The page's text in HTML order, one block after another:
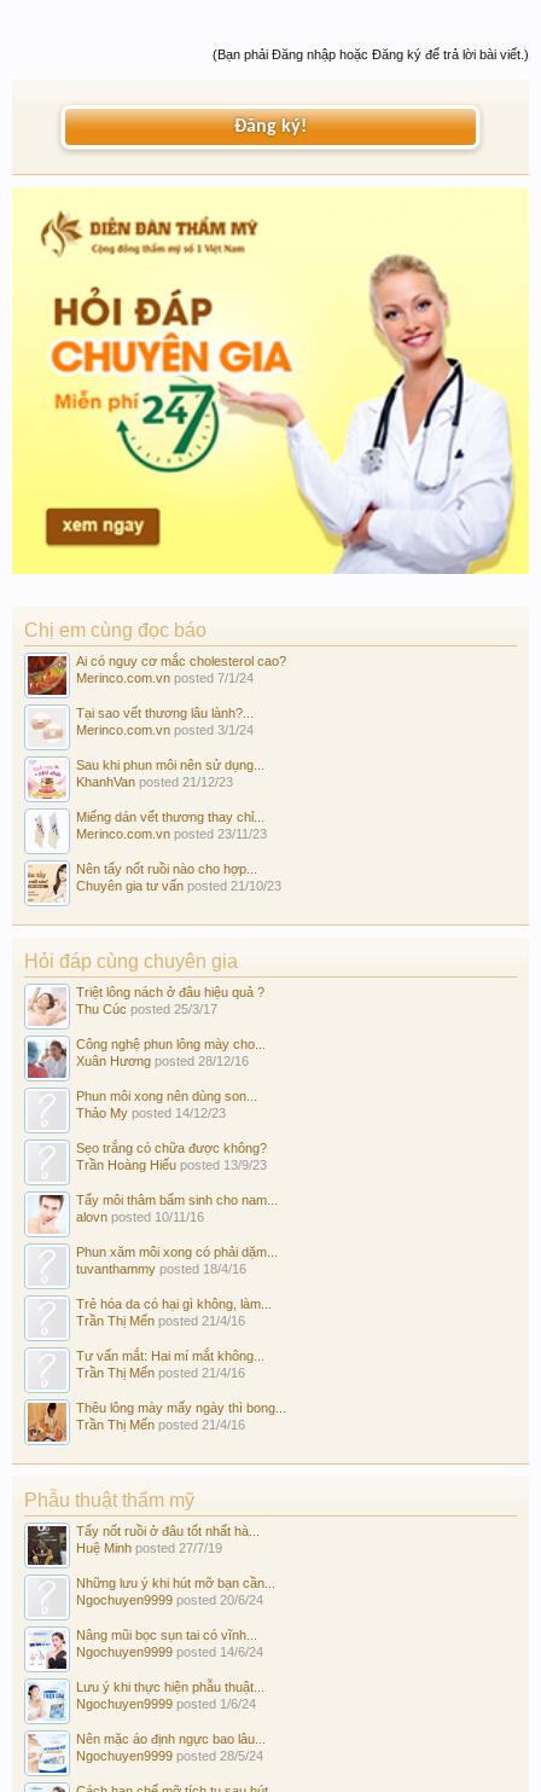
(Bạn phải Đăng nhập hoặc Đăng ký để trả lời bài viết.)
Đăng ký!
Chị em cùng đọc báo
Ai có nguy cơ mắc cholesterol cao?
Merinco.com.vn posted 7/1/24
Tại sao vết thương lâu lành?...
Merinco.com.vn posted 3/1/24
Sau khi phun môi nên sử dụng...
KhanhVan posted 21/12/23
Miếng dán vết thương thay chỉ...
Merinco.com.vn posted 23/11/23
Nên tẩy nốt ruồi nào cho hợp...
Chuyên gia tư vấn posted 21/10/23
Hỏi đáp cùng chuyên gia
Triệt lông nách ở đâu hiệu quả ?
Thu Cúc posted 25/3/17
Công nghệ phun lông mày cho...
Xuân Hương posted 28/12/16
Phun môi xong nên dùng son...
Thảo My posted 14/12/23
Sẹo trắng có chữa được không?
Trần Hoàng Hiếu posted 13/9/23
Tẩy môi thâm bẩm sinh cho nam...
alovn posted 10/11/16
Phun xăm môi xong có phải dặm...
tuvanthammy posted 18/4/16
Trẻ hóa da có hại gì không, làm...
Trần Thị Mến posted 21/4/16
Tư vấn mắt: Hai mí mắt không...
Trần Thị Mến posted 21/4/16
Thêu lông mày mấy ngày thì bong...
Trần Thị Mến posted 21/4/16
Phẫu thuật thẩm mỹ
Tẩy nốt ruồi ở đâu tốt nhất hà...
Huệ Minh posted 27/7/19
Những lưu ý khi hút mỡ bạn cần...
Ngochuyen9999 posted 20/6/24
Nâng mũi bọc sụn tai có vĩnh...
Ngochuyen9999 posted 14/6/24
Lưu ý khi thực hiện phẫu thuật...
Ngochuyen9999 posted 1/6/24
Nên mặc áo định ngực bao lâu...
Ngochuyen9999 posted 28/5/24